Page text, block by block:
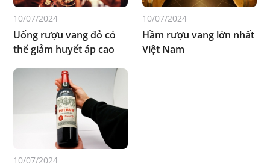
10/07/2024
Uống rượu vang đỏ có
thể giảm huyết áp cao
10/07/2024
Hầm rượu vang lớn nhất
Việt Nam
10/07/2024